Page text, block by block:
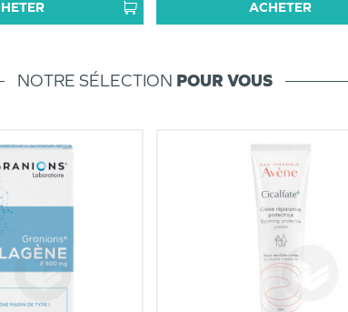
ACHETER
NOTRE SÉLECTION POUR VOUS